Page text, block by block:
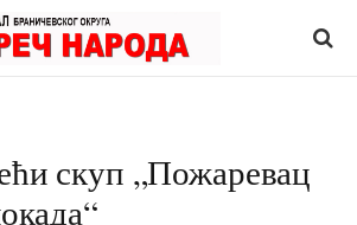
скуп „Пожаревац